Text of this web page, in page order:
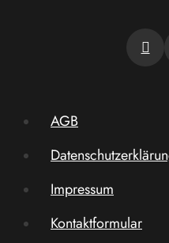
AGB
Impressum
Kontaktformular